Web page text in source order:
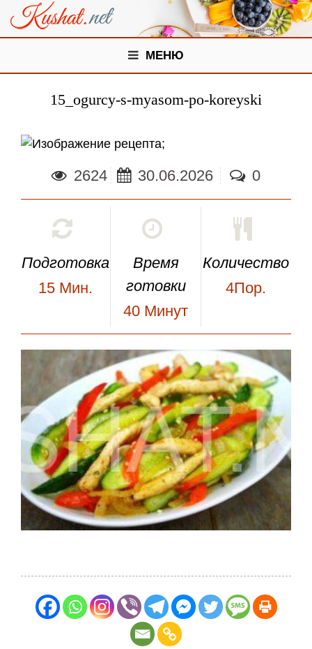
МЕНЮ
15_ogurcy-s-myasom-po-koreyski
;
2624 30.06.2026 0
Подготовка
15 Мин.
Время
готовки
40 Минут
Количество
4Пор.